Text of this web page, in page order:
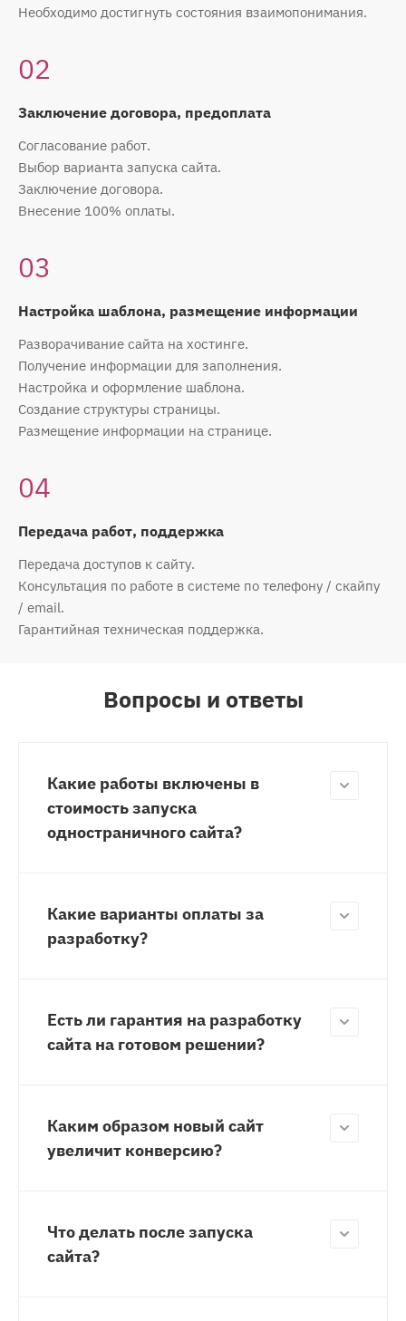
Необходимо достигнуть состояния взаимопонимания.
02
Заключение договора, предоплата
Согласование работ.
Выбор варианта запуска сайта.
Заключение договора.
Внесение 100% оплаты.
03
Настройка шаблона, размещение информации
Разворачивание сайта на хостинге.
Получение информации для заполнения.
Настройка и оформление шаблона.
Создание структуры страницы.
Размещение информации на странице.
04
Передача работ, поддержка
Передача доступов к сайту.
Консультация по работе в системе по телефону / скайпу
/ email.
Гарантийная техническая поддержка.
Вопросы и ответы
Какие работы включены в
стоимость запуска
одностраничного сайта?
Какие варианты оплаты за
разработку?
Есть ли гарантия на разработку
сайта на готовом решении?
Каким образом новый сайт
увеличит конверсию?
Что делать после запуска
сайта?